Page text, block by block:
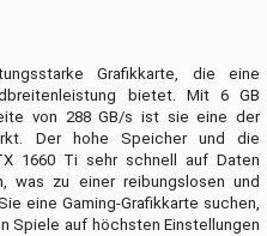
Grafikkarte, die eine
bietet. Mit 6 GB
von 288 GB/s ist sie eine der
Der hohe Speicher und die
1660 Ti sehr schnell auf Daten
was zu einer reibungslosen und
eine Gaming-Grafikkarte suchen,
Spiele auf höchsten Einstellungen